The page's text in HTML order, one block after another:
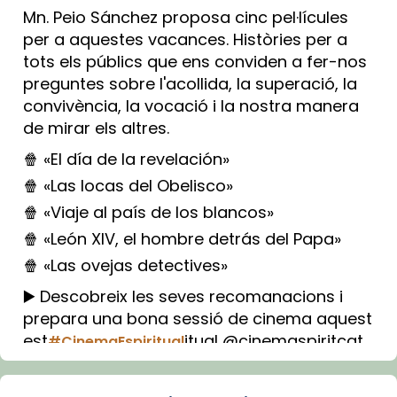
Mn. Peio Sánchez proposa cinc pel·lícules
per a aquestes vacances. Històries per a
tots els públics que ens conviden a fer-nos
preguntes sobre l'acollida, la superació, la
convivència, la vocació i la nostra manera
de mirar els altres.
🍿 «El día de la revelación»
🍿 «Las locas del Obelisco»
🍿 «Viaje al país de los blancos»
🍿 «León XIV, el hombre detrás del Papa»
🍿 «Las ovejas detectives»
▶️ Descobreix les seves recomanacions i
prepara una bona sessió de cinema aquest
est#CinemaEspiritualitual @cinemaspiritcat
Imatge: Generada amb IA (OpenAI)